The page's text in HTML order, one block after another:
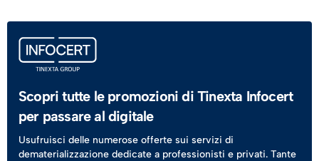
Scopri tutte le promozioni di Tinexta Infocert
per passare al digitale
Usufruisci delle numerose offerte sui servizi di
dematerializzazione dedicate a professionisti e privati. Tante